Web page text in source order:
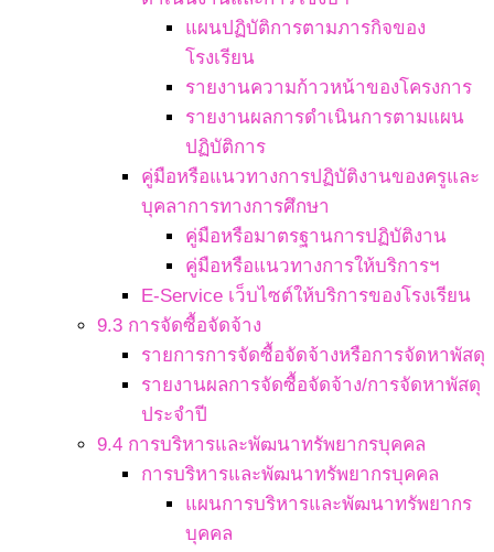
แผนปฏิบัติการตามภารกิจของ
โรงเรียน
รายงานความก้าวหน้าของโครงการ
รายงานผลการดำเนินการตามแผน
ปฏิบัติการ
คู่มือหรือแนวทางการปฏิบัติงานของครูและ
บุคลาการทางการศึกษา
คู่มือหรือมาตรฐานการปฏิบัติงาน
คู่มือหรือแนวทางการให้บริการฯ
E-Service เว็บไซต์ให้บริการของโรงเรียน
9.3 การจัดซื้อจัดจ้าง
รายการการจัดซื้อจัดจ้างหรือการจัดหาพัสดุ
รายงานผลการจัดซื้อจัดจ้าง/การจัดหาพัสดุ
ประจำปี
9.4 การบริหารและพัฒนาทรัพยากรบุคคล
การบริหารและพัฒนาทรัพยากรบุคคล
แผนการบริหารและพัฒนาทรัพยากร
บุคคล